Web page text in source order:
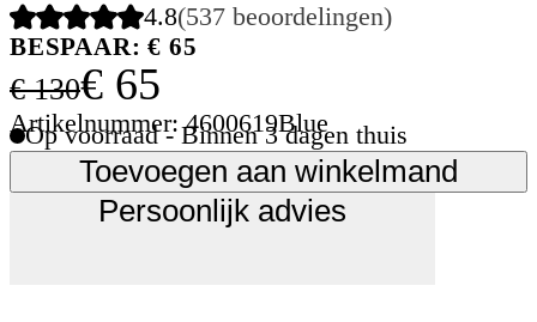
4.8(537 beoordelingen)
BESPAAR: € 65
€ 130€ 65
Artikelnummer: 4600619Blue
Op voorraad - Binnen 3 dagen thuis
Toevoegen aan winkelmand
Persoonlijk advies